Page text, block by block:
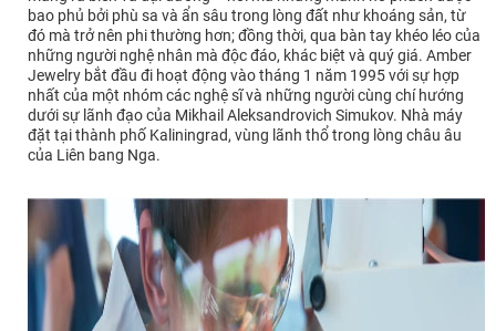
bao phủ bởi phù sa và ẩn sâu trong lòng đất như khoáng sản, từ
đó mà trở nên phi thường hơn; đồng thời, qua bàn tay khéo léo của
những người nghệ nhân mà độc đáo, khác biệt và quý giá. Amber
Jewelry bắt đầu đi hoạt động vào tháng 1 năm 1995 với sự hợp
nhất của một nhóm các nghệ sĩ và những người cùng chí hướng
dưới sự lãnh đạo của Mikhail Aleksandrovich Simukov. Nhà máy
đặt tại thành phố Kaliningrad, vùng lãnh thổ trong lòng châu âu
của Liên bang Nga.